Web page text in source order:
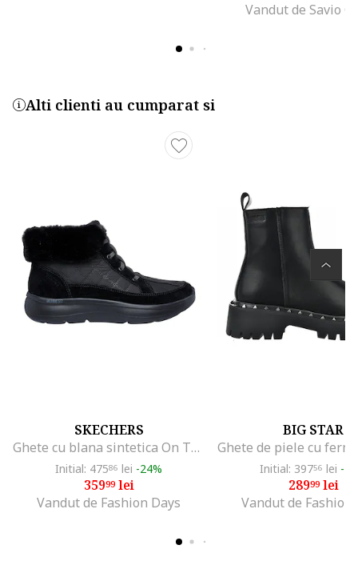
Vandut de Savio
Alti clienti au cumparat si
SKECHERS
Ghete cu blana sintetica On The Go Encore Elisa, Negru
Initial: 47586 lei -24%
35999lei
Vandut de Fashion Days
BIG STAR
Initial: 39756 lei -
28999lei
Vandut de Fashion